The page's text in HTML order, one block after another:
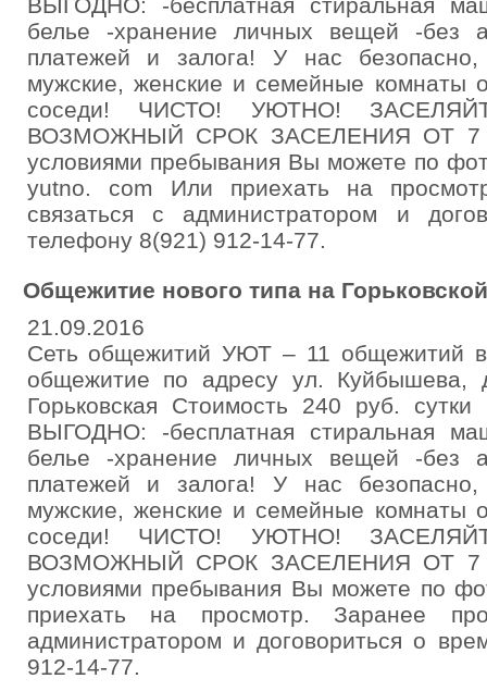
белье -хранение личных вещей -без
платежей и залога! У нас
мужские, женские и семейные комнаты
соседи! ЧИСТО! УЮТНО!
ВОЗМОЖНЫЙ СРОК ЗАСЕЛЕНИЯ ОТ 7
условиями пребывания Вы можете по
yutno. com Или приехать на
связаться с администратором и
телефону 8(921) 912-14-77.
Общежитие нового типа на Горьковской
21.09.2016
Сеть общежитий УЮТ – 11 общежитий
общежитие по адресу ул.
Горьковская Стоимость 240 руб.
ВЫГОДНО: -бесплатная стиральная
белье -хранение личных вещей -без
платежей и залога! У нас
мужские, женские и семейные комнаты
соседи! ЧИСТО! УЮТНО!
ВОЗМОЖНЫЙ СРОК ЗАСЕЛЕНИЯ ОТ 7
условиями пребывания Вы можете по
приехать на просмотр. Заранее
администратором и договориться о
912-14-77.